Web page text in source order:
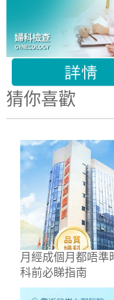
猜你喜歡
月經成個月都唔準
科前必睇指南